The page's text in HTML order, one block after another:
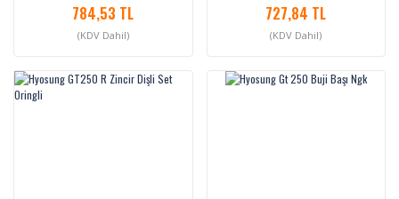
784,53 TL
(KDV Dahil)
727,84 TL
(KDV Dahil)